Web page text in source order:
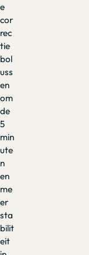
e
cor
rec
tie
bol
uss
en
om
de
5
min
ute
n
en
me
er
sta
bilit
eit